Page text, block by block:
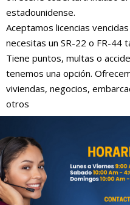
estadounidense.
Aceptamos licencias
necesitas un SR-22 o FR-44
Tiene puntos, multas o
tenemos una opción.
viviendas, negocios,
otros